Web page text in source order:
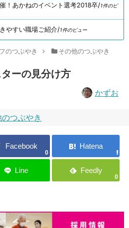
！あかねのイベント選考2018卒/1件のビ
やすい職場ご紹介/1件のビュー
のつぶやき その他のつぶやき
ーの見分け方
かずお
つぶやき
0
0